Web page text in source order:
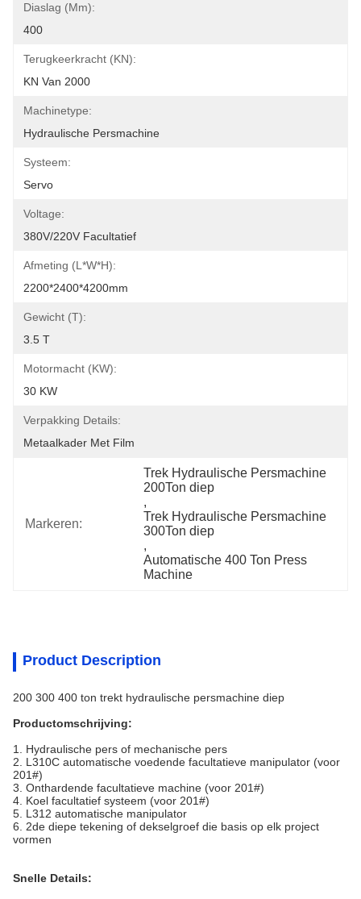
Diaslag (mm):
400
Terugkeerkracht (kN):
KN Van 2000
Machinetype:
Hydraulische Persmachine
Systeem:
Servo
Voltage:
380V/220V Facultatief
Afmeting (l*w*h):
2200*2400*4200mm
Gewicht (t):
3.5 T
Motormacht (kW):
30 KW
Verpakking Details:
Metaalkader Met Film
Markeren:
Trek Hydraulische Persmachine
200Ton diep
,
Trek Hydraulische Persmachine
300Ton diep
,
Automatische 400 Ton Press
Machine
Product Description
200 300 400 ton trekt hydraulische persmachine diep
Productomschrijving:
1.
Hydraulische pers of mechanische pers
2.
L310C automatische voedende facultatieve manipulator (voor
201#)
3. Onthardende facultatieve machine (voor 201#)
4. Koel facultatief systeem (voor 201#)
5. L312 automatische manipulator
6.
2de diepe tekening of dekselgroef die basis op elk project
vormen
Snelle Details: